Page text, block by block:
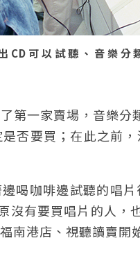
CD可以試聽、音樂
第一家賣場，音樂
否要買；在此之前
喝咖啡邊試聽的唱
沒有要買唱片的人
南港店、視聽讀賣開